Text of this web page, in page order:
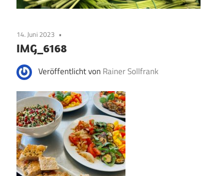
14. Juni 2023
IMG_6168
Veröffentlicht von Rainer Sollfrank